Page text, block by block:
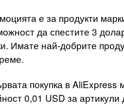
е за продукти
да спестите 3
Имате най-добрите
покупка в
0,01 USD за артикули